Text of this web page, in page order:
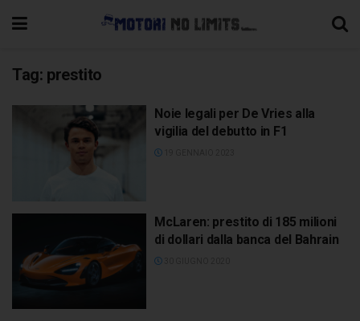
Tag: prestito
Noie legali per De Vries alla
vigilia del debutto in F1
McLaren: prestito di 185 milioni
di dollari dalla banca del Bahrain